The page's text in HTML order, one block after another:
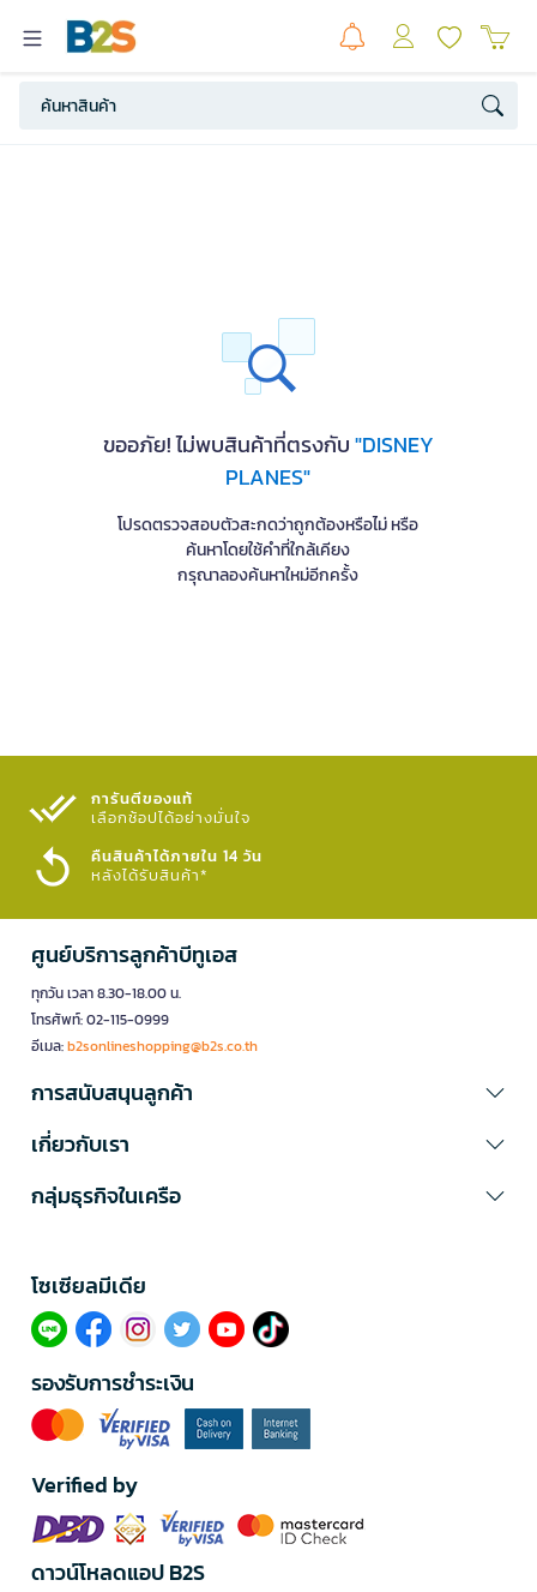
ขออภัย! ไม่พบสินค้าที่ตรงกับ"DISNEY
PLANES"
โปรดตรวจสอบตัวสะกดว่าถูกต้องหรือไม่ หรือ
ค้นหาโดยใช้คำที่ใกล้เคียง
กรุณาลองค้นหาใหม่อีกครั้ง
การันตีของแท้
เลือกช้อปได้อย่างมั่นใจ​
คืนสินค้าได้ภายใน 14 วัน
หลังได้รับสินค้า*
ศูนย์บริการลูกค้าบีทูเอส
ทุกวัน เวลา 8.30-18.00 น.
โทรศัพท์: 02-115-0999
อีเมล:b2sonlineshopping@b2s.co.th
การสนับสนุนลูกค้า
เกี่ยวกับเรา
กลุ่มธุรกิจในเครือ
โซเซียลมีเดีย​
รองรับการชำระเงิน
Verified by
ดาวน์โหลดแอป B2S